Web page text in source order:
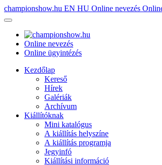
championshow.hu EN HU Online nevezés
Online nevezés
Online ügyintézés
Kezdőlap
Kereső
Hírek
Galériák
Archívum
Kiállítóknak
Mini katalógus
A kiállítás helyszíne
A kiállítás programja
Jegyinfó
Kiállítási információ